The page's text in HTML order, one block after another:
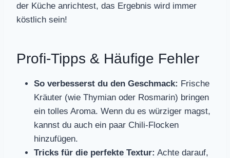
der Küche anrichtest, das Ergebnis wird immer
köstlich sein!
Profi-Tipps & Häufige Fehler
So verbesserst du den Geschmack: Frische
Kräuter (wie Thymian oder Rosmarin) bringen
ein tolles Aroma. Wenn du es würziger magst,
kannst du auch ein paar Chili-Flocken
hinzufügen.
Tricks für die perfekte Textur: Achte darauf,